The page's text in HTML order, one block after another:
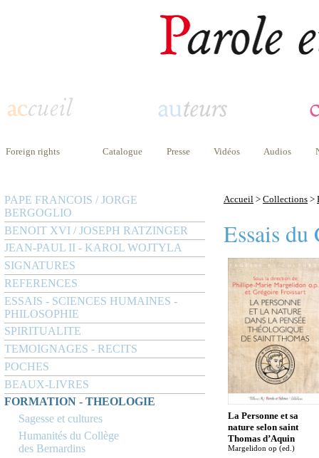
Foreign rights Catalogue Presse Vidéos Audios
PAPE FRANCOIS / JORGE
BERGOGLIO
BENOIT XVI / JOSEPH RATZINGER
JEAN-PAUL II - KAROL WOJTYLA
SIGNATURES
REFERENCES
ESSAIS - SCIENCES HUMAINES -
PHILOSOPHIE
SPIRITUALITE
TEMOIGNAGES - RECITS
POCHES
BEAUX-LIVRES
FORMATION - THEOLOGIE
Sagesse et cultures
Humanités du Collège
des Bernardins
Accueil > Collections >
Essais du
La Personne et sa
nature selon saint
Thomas d’Aquin
Margelidon op (ed.)